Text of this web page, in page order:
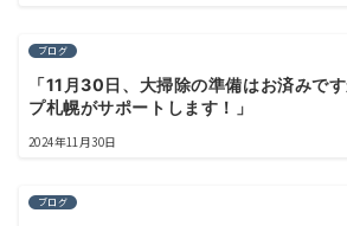
ブログ
「11月30日、大掃除の準備はお済みで
プ札幌がサポートします！」
2024年11月30日
ブログ